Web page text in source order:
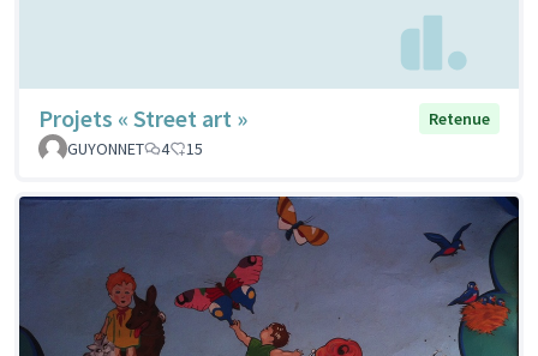
Projets « Street art »
Retenue
GUYONNET
4 15